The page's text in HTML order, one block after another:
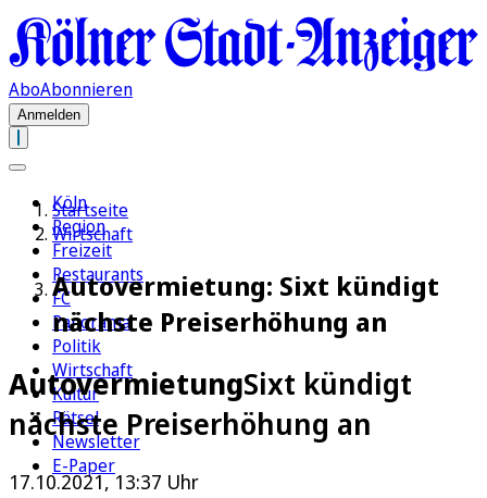
AboAbonnieren
Anmelden
Köln
Region
Freizeit
Restaurants
FC
Panorama
Politik
Wirtschaft
Kultur
Rätsel
Newsletter
E-Paper
Startseite
Wirtschaft
Autovermietung: Sixt kündigt
nächste Preiserhöhung an
AutovermietungSixt kündigt
nächste Preiserhöhung an
17.10.2021, 13:37 Uhr